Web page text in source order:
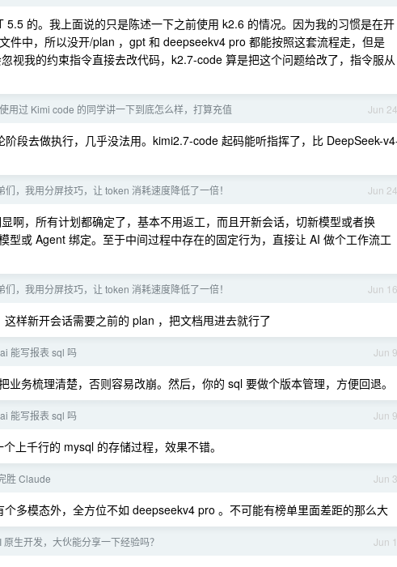
5.5 的。我上面说的只是陈述一下之前使用 k2.6 的情况。因为我的习惯是在开
件中，所以没开/plan ，gpt 和 deepseekv4 pro 都能按照这套流程走，但是
视我的约束指令直接去改代码，k2.7-code 算是把这个问题给改了，指令服从
Jun 24
用过 Kimi code 的同学讲一下到底怎么样，打算充值
段去做执行，几乎没法用。kimi2.7-code 起码能听指挥了，比 DeepSeek-
Jun 24
们，我用分屏技巧，让 token 消耗速度降低了一倍！
啊，所有计划都确定了，基本不用返工，而且开新会话，切新模型或者换
型或 Agent 绑定。至于中间过程中存在的固定行为，直接让 AI 做个工作流工
Jun 16
们，我用分屏技巧，让 token 消耗速度降低了一倍！
样新开会话需要之前的 plan ，把文档甩进去就行了
Jun 9
能写报表 sql 吗
业务梳理清楚，否则容易改崩。然后，你的 sql 要做个版本管理，方便回退。
Jun 9
能写报表 sql 吗
上千行的 mysql 的存储过程，效果不错。
Jun 3
胜 Claude
多模态外，全方位不如 deepseekv4 pro 。不可能有榜单里面差距的那么大
Jun 1
原生开发，大伙能分享一下经验吗？